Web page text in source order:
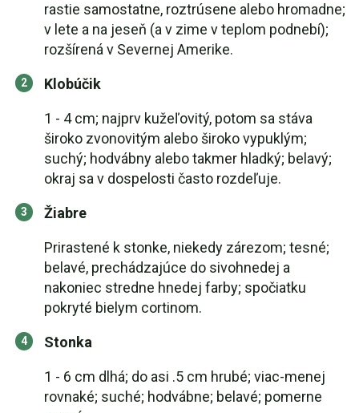
rastie samostatne, roztrúsene alebo hromadne;
v lete a na jeseň (a v zime v teplom podnebí);
rozšírená v Severnej Amerike.
Klobúčik
1 - 4 cm; najprv kužeľovitý, potom sa stáva
široko zvonovitým alebo široko vypuklým;
suchý; hodvábny alebo takmer hladký; belavý;
okraj sa v dospelosti často rozdeľuje.
Žiabre
Prirastené k stonke, niekedy zárezom; tesné;
belavé, prechádzajúce do sivohnedej a
nakoniec stredne hnedej farby; spočiatku
pokryté bielym cortinom.
Stonka
1 - 6 cm dlhá; do asi .5 cm hrubé; viac-menej
rovnaké; suché; hodvábne; belavé; pomerne